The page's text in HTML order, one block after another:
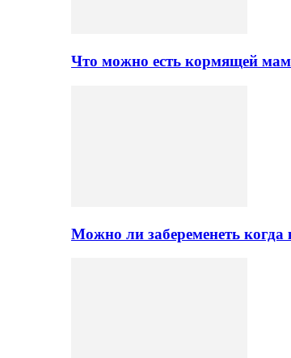
Что можно есть кормящей
Можно ли забеременеть